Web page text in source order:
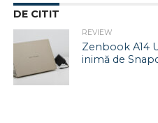
DE CITIT
REVIEW
Zenbook A14
inimă de